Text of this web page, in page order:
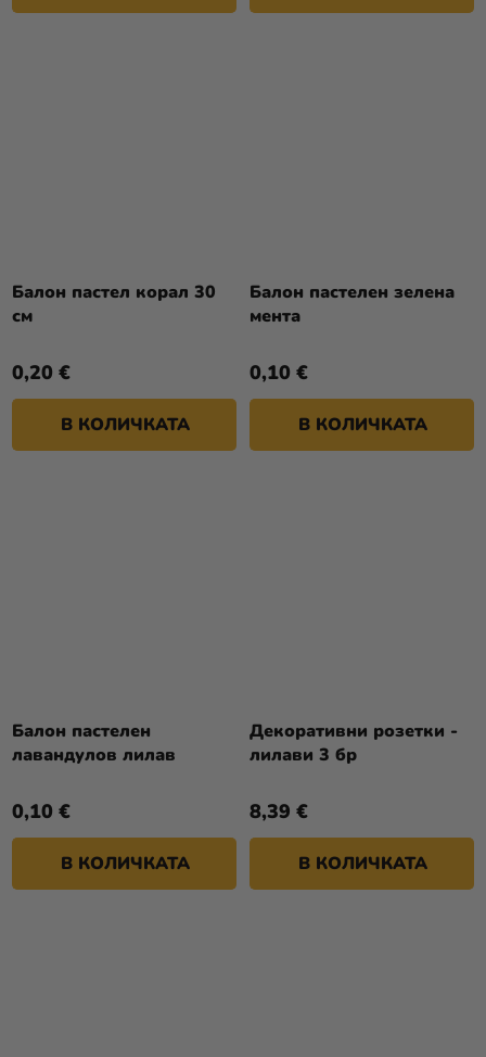
Балон пастел корал 30
см
0,20 €
В КОЛИЧКАТА
Балон пастелен зелена
мента
0,10 €
В КОЛИЧКАТА
Балон пастелен
лавандулов лилав
0,10 €
В КОЛИЧКАТА
Декоративни розетки -
лилави 3 бр
8,39 €
В КОЛИЧКАТА